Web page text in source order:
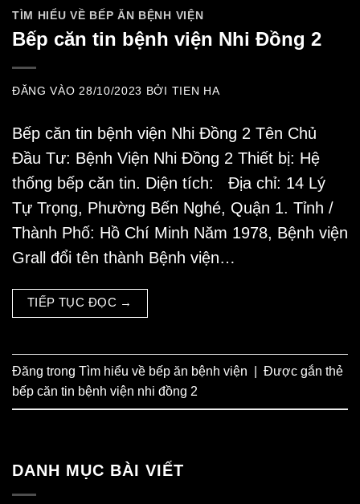
DANH MỤC BÀI VIẾT
TÌM HIỂU VỀ BẾP ĂN BỆNH VIỆN
Bếp căn tin bệnh viện Nhi Đồng 2
ĐĂNG VÀO 28/10/2023 BỞI TIEN HA
Bếp căn tin bệnh viện Nhi Đồng 2 Tên Chủ
Đầu Tư: Bệnh Viện Nhi Đồng 2 Thiết bị: Hệ
thống bếp căn tin. Diện tích: Địa chỉ: 14 Lý
Tự Trọng, Phường Bến Nghé, Quận 1. Tỉnh /
Thành Phố: Hồ Chí Minh Năm 1978, Bệnh viện
Grall đổi tên thành Bệnh viện…
TIẾP TỤC ĐỌC →
Đăng trong Tìm hiểu về bếp ăn bệnh viện
Được gắn thẻ
bếp căn tin bệnh viện nhi đồng 2